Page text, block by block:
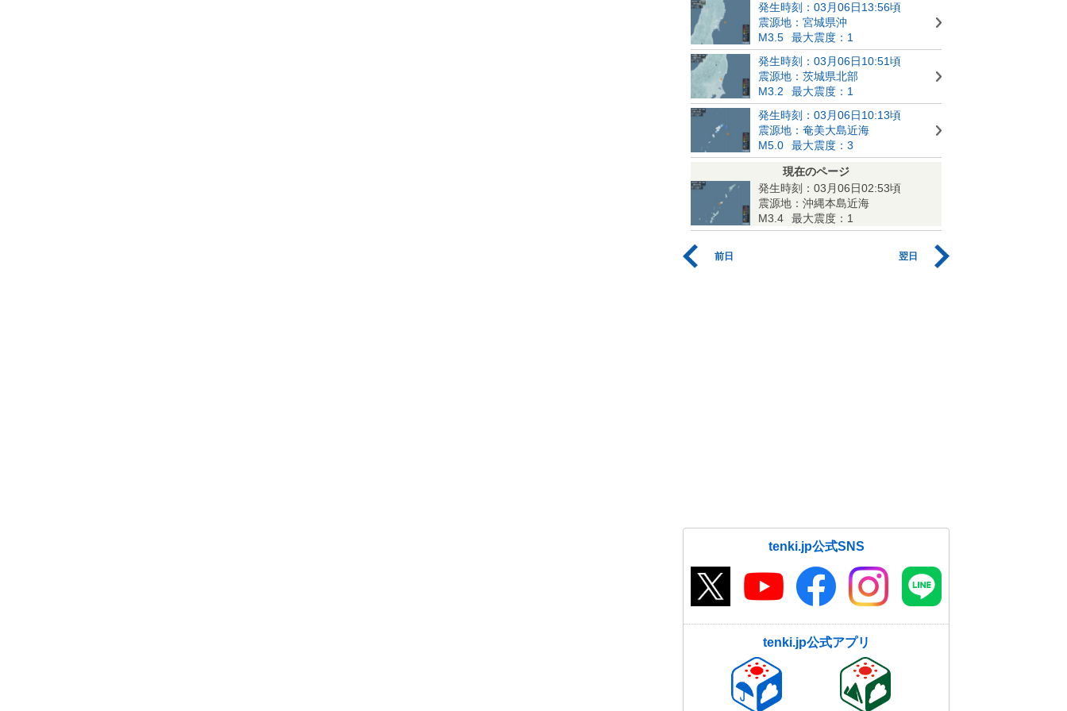
発生時刻：03月06日13:56頃
震源地：宮城県沖
M3.5
最大震度：1
発生時刻：03月06日10:51頃
震源地：茨城県北部
M3.2
最大震度：1
発生時刻：03月06日10:13頃
震源地：奄美大島近海
M5.0
最大震度：3
現在のページ
発生時刻：03月06日02:53頃
震源地：沖縄本島近海
M3.4
最大震度：1
前日 翌日
tenki.jp公式SNS
tenki.jp公式アプリ